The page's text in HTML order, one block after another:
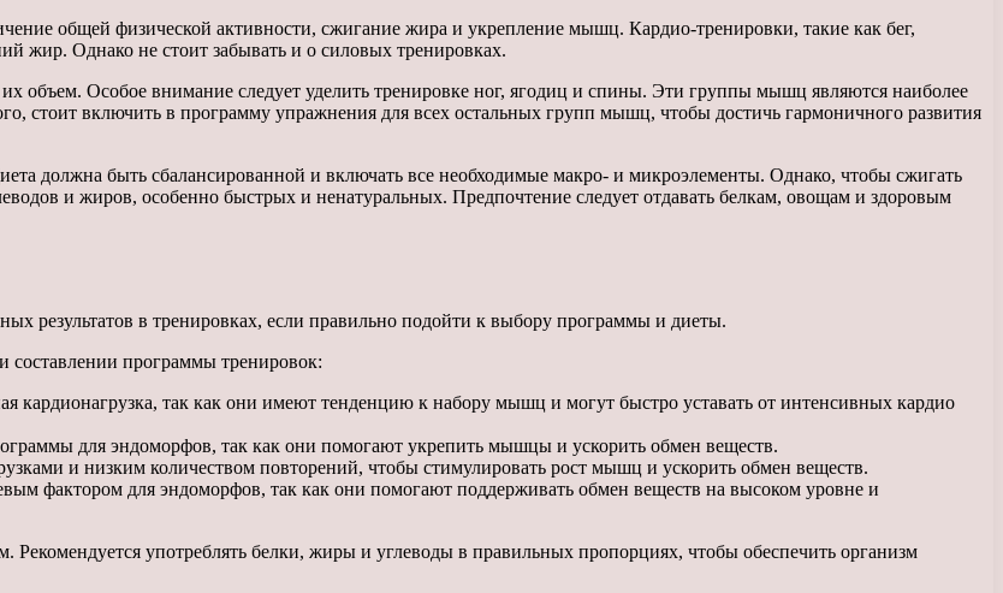
общей физической активности, сжигание жира и укрепление мышц. Кардио-тренировки, такие как бег,
жир. Однако не стоит забывать и о силовых тренировках.
Особое внимание следует уделить тренировке ног, ягодиц и спины. Эти группы мышц являются наиболее
стоит включить в программу упражнения для всех остальных групп мышц, чтобы достичь гармоничного развития
должна быть сбалансированной и включать все необходимые макро- и микроэлементы. Однако, чтобы сжигать
и жиров, особенно быстрых и ненатуральных. Предпочтение следует отдавать белкам, овощам и здоровым
результатов в тренировках, если правильно подойти к выбору программы и диеты.
составлении программы тренировок:
кардионагрузка, так как они имеют тенденцию к набору мышц и могут быстро уставать от интенсивных кардио
для эндоморфов, так как они помогают укрепить мышцы и ускорить обмен веществ.
и низким количеством повторений, чтобы стимулировать рост мышц и ускорить обмен веществ.
фактором для эндоморфов, так как они помогают поддерживать обмен веществ на высоком уровне и
употреблять белки, жиры и углеводы в правильных пропорциях, чтобы обеспечить организм